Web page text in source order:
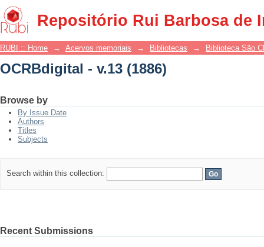
Repositório Rui Barbosa de
OCRBdigital - v.13 (1886)
RUBI :: Home → Acervos memoriais → Bibliotecas → Biblioteca São
OCRBdigital - v.13 (1886)
Browse by
By Issue Date
Authors
Titles
Subjects
Search within this collection:
Recent Submissions